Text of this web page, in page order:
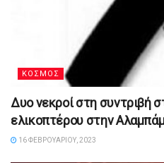
ΚΟΣΜΟΣ
Δυο νεκροί στη συντριβή
ελικοπτέρου στην
16 ΦΕΒΡΟΥΑΡΊΟΥ, 2023